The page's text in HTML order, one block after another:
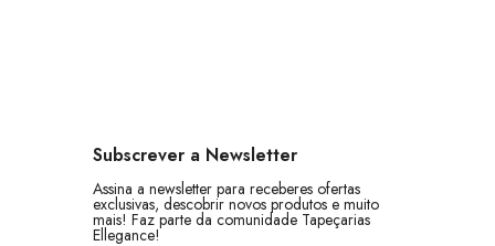
Subscrever a Newsletter
Assina a newsletter para receberes ofertas
exclusivas, descobrir novos produtos e muito
mais! Faz parte da comunidade Tapeçarias
Ellegance!